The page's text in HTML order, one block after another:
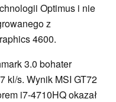
Optimus i nie
z
4600.
3.0 bohater
kl/s. Wynik MSI GT72
i7-4710HQ okazał